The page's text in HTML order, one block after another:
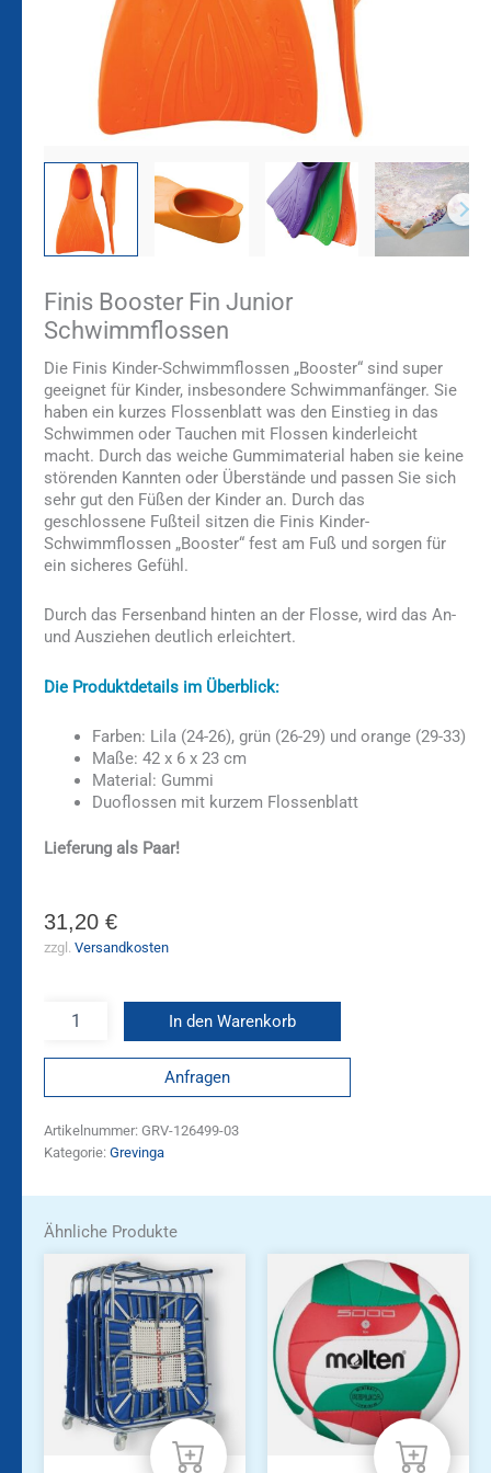
Finis Booster Fin Junior
Schwimmflossen
Die Finis Kinder-Schwimmflossen „Booster“ sind super
geeignet für Kinder, insbesondere Schwimmanfänger. Sie
haben ein kurzes Flossenblatt was den Einstieg in das
Schwimmen oder Tauchen mit Flossen kinderleicht
macht. Durch das weiche Gummimaterial haben sie keine
störenden Kannten oder Überstände und passen Sie sich
sehr gut den Füßen der Kinder an. Durch das
geschlossene Fußteil sitzen die Finis Kinder-
Schwimmflossen „Booster“ fest am Fuß und sorgen für
ein sicheres Gefühl.
Durch das Fersenband hinten an der Flosse, wird das An-
und Ausziehen deutlich erleichtert.
Die Produktdetails im Überblick:
Farben: Lila (24-26), grün (26-29) und orange (29-33)
Maße: 42 x 6 x 23 cm
Material: Gummi
Duoflossen mit kurzem Flossenblatt
Lieferung als Paar!
31,20 €
zzgl. Versandkosten
In den Warenkorb
Anfragen
Artikelnummer: GRV-126499-03
Kategorie: Grevinga
Ähnliche Produkte